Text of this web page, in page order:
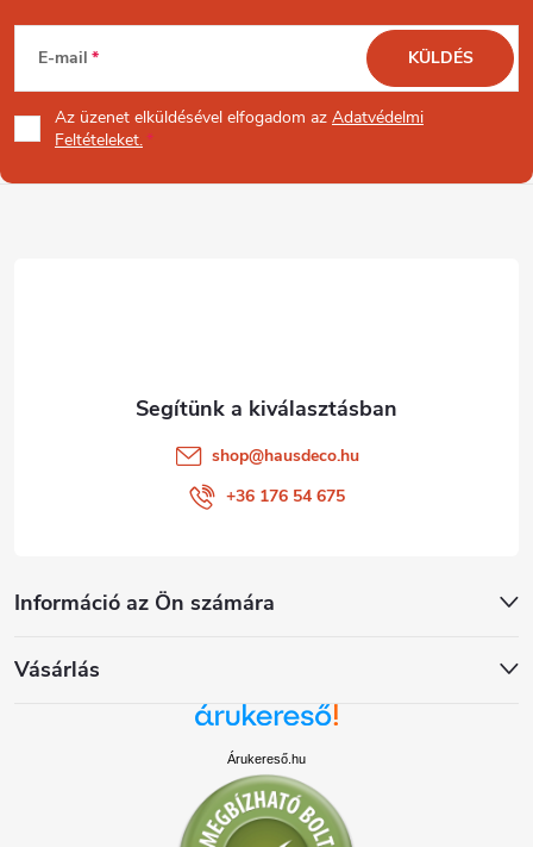
L
á
b
E-mail
Az üzenet elküldésével elfogadom az Adatvédelmi
Feltételeket.
KÜLDÉS
Információ az Ön számára
Vásárlás
shop@hausdeco.hu
+36 176 54 675
Árukereső.hu